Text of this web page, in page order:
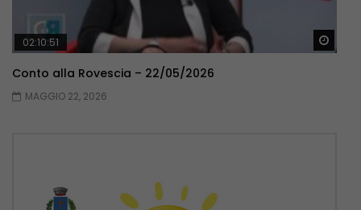
02:10:51
Conto alla Rovescia – 22/05/2026
MAGGIO 22, 2026